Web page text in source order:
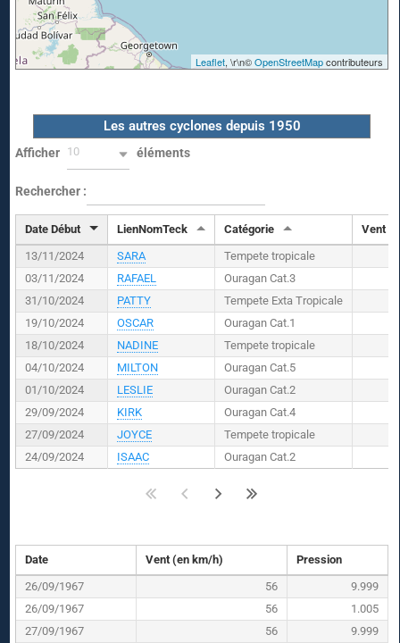
Leaflet, \r\n©OpenStreetMapcontributeurs
Les autres cyclones depuis 1950
Afficher 10 éléments
Rechercher :
Date Début LienNomTeck Catégorie Vent (
13/11/2024
SARA
Tempete tropicale
03/11/2024
RAFAEL
Ouragan Cat.3
31/10/2024
PATTY
Tempete Exta Tropicale
19/10/2024
OSCAR
Ouragan Cat.1
18/10/2024
NADINE
Tempete tropicale
04/10/2024
MILTON
Ouragan Cat.5
01/10/2024
LESLIE
Ouragan Cat.2
29/09/2024
KIRK
Ouragan Cat.4
27/09/2024
JOYCE
Tempete tropicale
24/09/2024
ISAAC Ouragan Cat.2
Date Vent (en km/h)
Pression
26/09/1967
56
9.999
26/09/1967
56
1.005
27/09/1967
56
9.999